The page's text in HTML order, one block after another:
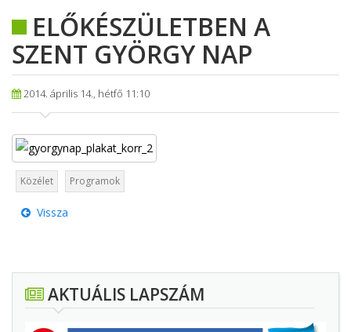
ELŐKÉSZÜLETBEN A
SZENT GYÖRGY NAP
2014. április 14., hétfő 11:10
Közélet Programok
Vissza
AKTUÁLIS LAPSZÁM